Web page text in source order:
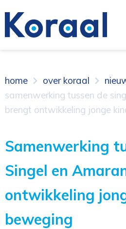
home over koraal
samenwerking tussen de
brengt ontwikkeling jonge
Samenwerking
Singel en
ontwikkeling
beweging